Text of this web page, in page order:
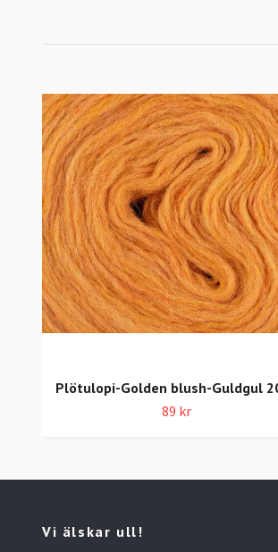
Plötulopi-Golden blush-Guldgul
89 kr
Vi älskar ull!